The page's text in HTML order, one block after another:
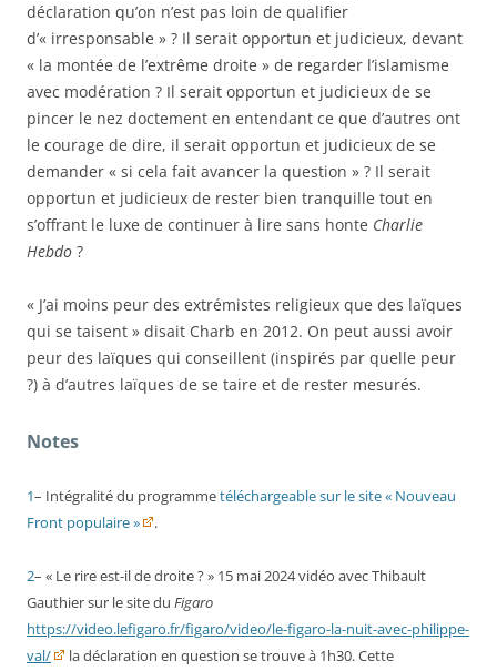
déclaration qu’on n’est pas loin de qualifier
d’« irresponsable » ? Il serait opportun et judicieux, devant
« la montée de l’extrême droite » de regarder l’islamisme
avec modération ? Il serait opportun et judicieux de se
pincer le nez doctement en entendant ce que d’autres ont
le courage de dire, il serait opportun et judicieux de se
demander « si cela fait avancer la question » ? Il serait
opportun et judicieux de rester bien tranquille tout en
s’offrant le luxe de continuer à lire sans honte Charlie
Hebdo ?
« J’ai moins peur des extrémistes religieux que des laïques
qui se taisent » disait Charb en 2012. On peut aussi avoir
peur des laïques qui conseillent (inspirés par quelle peur
?) à d’autres laïques de se taire et de rester mesurés.
Notes
1– Intégralité du programmetéléchargeable sur le site « Nouveau
Front populaire »
.
2– « Le rire est-il de droite ? » 15 mai 2024 vidéo avec Thibault
Gauthier sur le site du Figaro
https://video.lefigaro.fr/figaro/video/le-figaro-la-nuit-avec-philippe-
val/
la déclaration en question se trouve à 1h30. Cette